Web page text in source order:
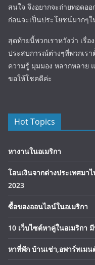
สนใจ จึงอยากจะถ่ายทอดอ
ก่อนจะเป็นประโยชน์มากๆ
สุดท้ายนี้พวกเราหวังว่า เรื่
ประสบการณ์ต่างๆที่พวกเร
ความรู้ มุมมอง หลากหลาย
ขอให้โชคดีค่ะ
Hot Topics
หางานในอเมริกา
โอนเงินจากต่างประเทศม
2023
ซื้อของออนไลน์ในอเมริกา
10 เว็บไซต์หาคู่ในอเมริกา
หาที่พัก บ้านเช่า,อพาร์ทเมน